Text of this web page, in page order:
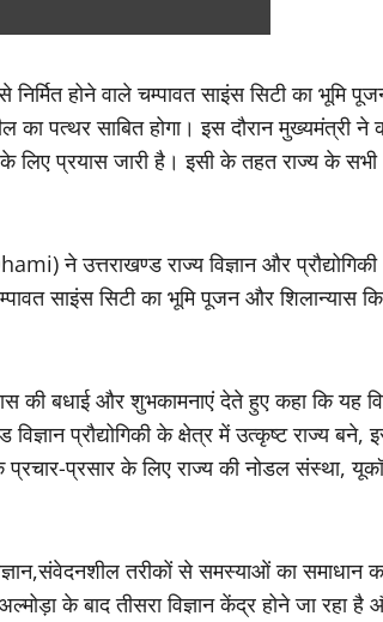
होने वाले चम्पावत साइंस सिटी का भूमि
पत्थर साबित होगा। इस दौरान मुख्यमंत्री ने
के लिए प्रयास जारी है। इसी के तहत राज्य के सभी
ने उत्तराखण्ड राज्य विज्ञान और प्रौद्योगिकी
साइंस सिटी का भूमि पूजन और शिलान्यास
की बधाई और शुभकामनाएं देते हुए कहा कि यह
प्रौद्योगिकी के क्षेत्र में उत्कृष्ट राज्य बने,
प्रचार-प्रसार के लिए राज्य की नोडल संस्था,
तरीकों से समस्याओं का समाधान
के बाद तीसरा विज्ञान केंद्र होने जा रहा है